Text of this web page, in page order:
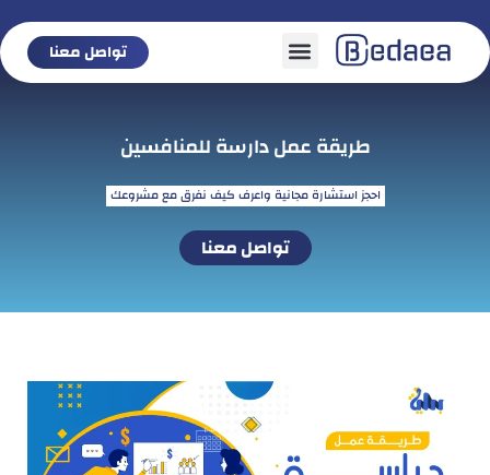
تواصل معنا
طريقة عمل دارسة للمنافسين
احجز استشارة مجانية واعرف كيف نفرق مع مشروعك
تواصل معنا